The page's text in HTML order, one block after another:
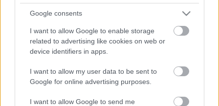
Google consents
I want to allow Google to enable storage
related to advertising like cookies on web or
device identifiers in apps.
I want to allow my user data to be sent to
Google for online advertising purposes.
I want to allow Google to send me
Rendező: Magács László
Ajánlott bejegyzések: